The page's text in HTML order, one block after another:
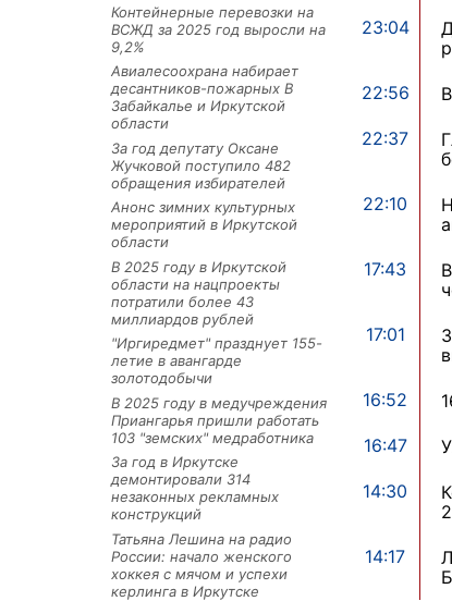
Контейнерные перевозки на
ВСЖД за 2025 год выросли на
9,2%
Авиалесоохрана набирает
десантников-пожарных В
Забайкалье и Иркутской
области
За год депутату Оксане
Жучковой поступило 482
обращения избирателей
Анонс зимних культурных
мероприятий в Иркутской
области
В 2025 году в Иркутской
области на нацпроекты
потратили более 43
миллиардов рублей
"Иргиредмет" празднует 155-
летие в авангарде
золотодобычи
В 2025 году в медучреждения
Приангарья пришли работать
103 "земских" медработника
За год в Иркутске
демонтировали 314
незаконных рекламных
конструкций
Татьяна Лешина на радио
России: начало женского
хоккея с мячом и успехи
керлинга в Иркутске
23:04
22:56
22:37
22:10
17:43
17:01
16:52
16:47
14:30
14:17